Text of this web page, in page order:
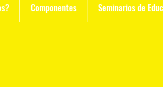
Componentes Seminarios de